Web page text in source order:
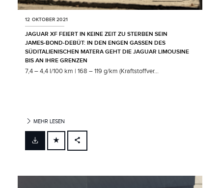
12 OKTOBER 2021
JAGUAR XF FEIERT IN KEINE ZEIT ZU STERBEN SEIN
JAMES‑BOND‑DEBÜT: IN DEN ENGEN GASSEN DES
SÜDITALIENISCHEN MATERA GEHT DIE JAGUAR LIMOUSINE
BIS AN IHRE GRENZEN
7,4 – 4,4 l/100 km | 168 – 119 g/km (Kraftstoffver...
MEHR LESEN
FACEBOOK